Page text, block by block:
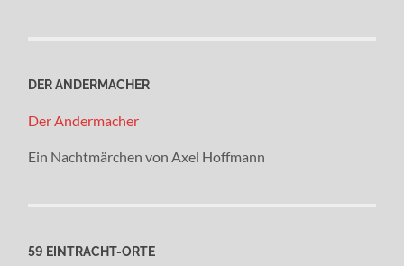
DER ANDERMACHER
Der Andermacher
Ein Nachtmärchen von Axel Hoffmann
59 EINTRACHT-ORTE